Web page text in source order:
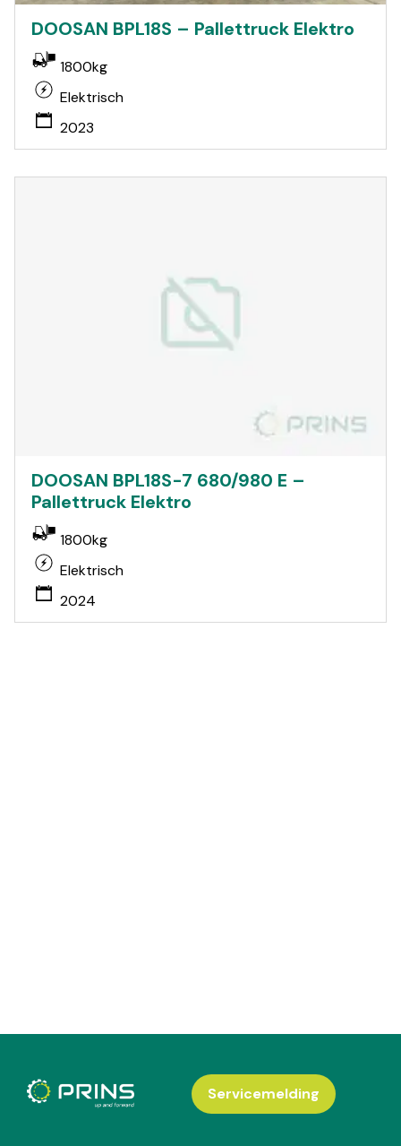
DOOSAN BPL18S – Pallettruck Elektro
1800kg
Elektrisch
2023
DOOSAN BPL18S-7 680/980 E –
Pallettruck Elektro
1800kg
Elektrisch
2024
Servicemelding